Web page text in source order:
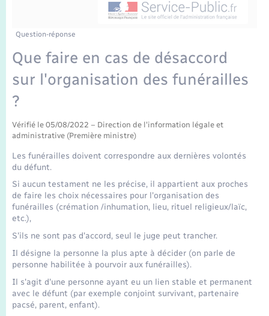
Etat-civil - Papiers - Citoyenneté
Mariage – PACS
Parrainage civil
Recensement
Logement - Urbanisme
Loisirs
Nouvel habitant
Numérique
Organisation d’événement
Sécurité - Prévention
Seniors
Transports
Transports scolaires
Travaux - Autorisation d’occupation de l’espace
Compétences
Plan interactif
Présentation de la commune
Publications
La Communauté de communes
Question-réponse
Que faire en cas de désaccord
sur l'organisation des funérailles
?
Vérifié le 05/08/2022 – Direction de l'information légale et
administrative (Première ministre)
Les funérailles doivent correspondre aux dernières volontés
du défunt.
Si aucun testament ne les précise, il appartient aux proches
de faire les choix nécessaires pour l'organisation des
funérailles (crémation /inhumation, lieu, rituel religieux/laïc,
etc.),
S'ils ne sont pas d'accord, seul le juge peut trancher.
Il désigne la personne la plus apte à décider (on parle de
personne habilitée à pourvoir aux funérailles).
Il s'agit d'une personne ayant eu un lien stable et permanent
avec le défunt (par exemple conjoint survivant, partenaire
pacsé, parent, enfant).